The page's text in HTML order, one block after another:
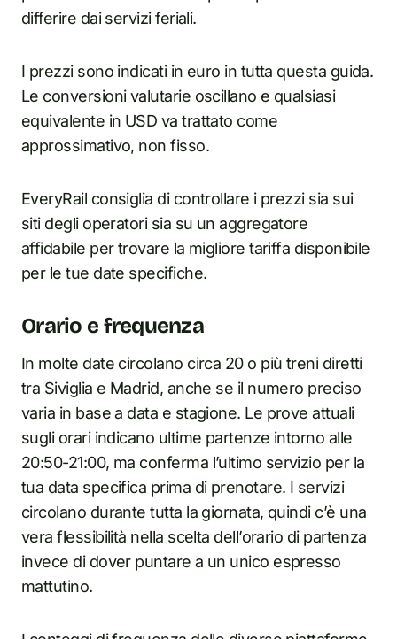
differire dai servizi feriali.
I prezzi sono indicati in euro in tutta questa guida.
Le conversioni valutarie oscillano e qualsiasi
equivalente in USD va trattato come
approssimativo, non fisso.
EveryRail consiglia di controllare i prezzi sia sui
siti degli operatori sia su un aggregatore
affidabile per trovare la migliore tariffa disponibile
per le tue date specifiche.
Orario e frequenza
In molte date circolano circa 20 o più treni diretti
tra Siviglia e Madrid, anche se il numero preciso
varia in base a data e stagione. Le prove attuali
sugli orari indicano ultime partenze intorno alle
20:50-21:00, ma conferma l’ultimo servizio per la
tua data specifica prima di prenotare. I servizi
circolano durante tutta la giornata, quindi c’è una
vera flessibilità nella scelta dell’orario di partenza
invece di dover puntare a un unico espresso
mattutino.